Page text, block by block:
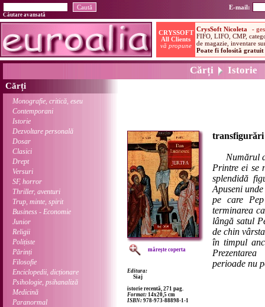
E-mail:
Căutare avansată
Cărți Istorie
Cărți
Monografie, critică, eseu
Contemporani
Istorie
Dezvoltare personală
Dosar
Clasici
Drept
Versuri
SF, horror
Thriller, aventuri
Trup, minte, spirit
Business - Economie
Junior
Religii
Polițiste
Părinți
Filosofie
Enciclopedii, dicționare
Psihologie, psihanaliză
Medicină
Paranormal
mărește coperta
Editura:
Siaj
istorie recentă, 271 pag.
Format: 14x20,5 cm
ISBN: 978-973-88898-1-1
transfigurări
Numărul
Printre ei se
splendidă
Apuseni
pe care
terminarea
lângă satul
de chin
în timpul
perioade nu